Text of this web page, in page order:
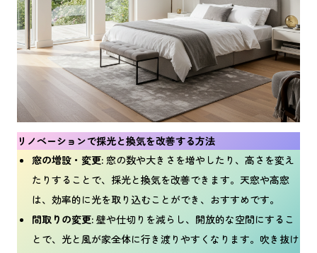
リノベーションで採光と換気を改善する方法
窓の増設・変更: 窓の数や大きさを増やしたり、高さを変え
たりすることで、採光と換気を改善できます。天窓や高窓
は、効率的に光を取り込むことができ、おすすめです。
間取りの変更: 壁や仕切りを減らし、開放的な空間にするこ
とで、光と風が家全体に行き渡りやすくなります。吹き抜け